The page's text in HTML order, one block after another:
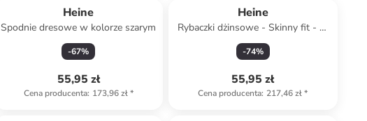
Heine
Spodnie dresowe w kolorze szarym
-67%
55,95 zł
Cena producenta: 173,96 zł*
Heine
Rybaczki dżinsowe - Skinny fit - w
kolorze niebieskim
-74%
55,95 zł
Cena producenta: 217,46 zł*